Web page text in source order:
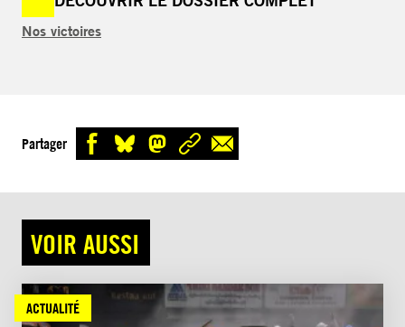
Nos victoires
Partager
VOIR AUSSI
ACTUALITÉ